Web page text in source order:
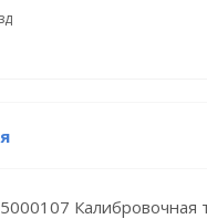
Калибровочная